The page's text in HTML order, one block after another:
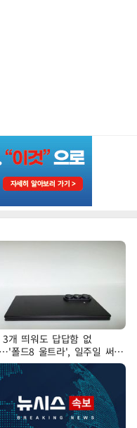
개 띄워도 답답함 없
폴드8 울트라', 일주일 써보